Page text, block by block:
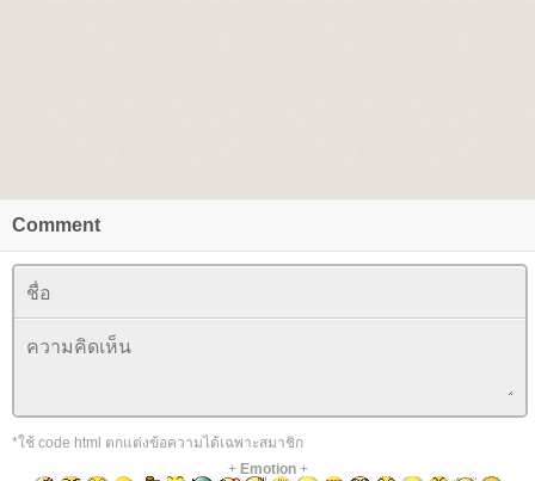
Comment
*ใช้ code html ตกแต่งข้อความได้เฉพาะสมาชิก
+ Emotion+